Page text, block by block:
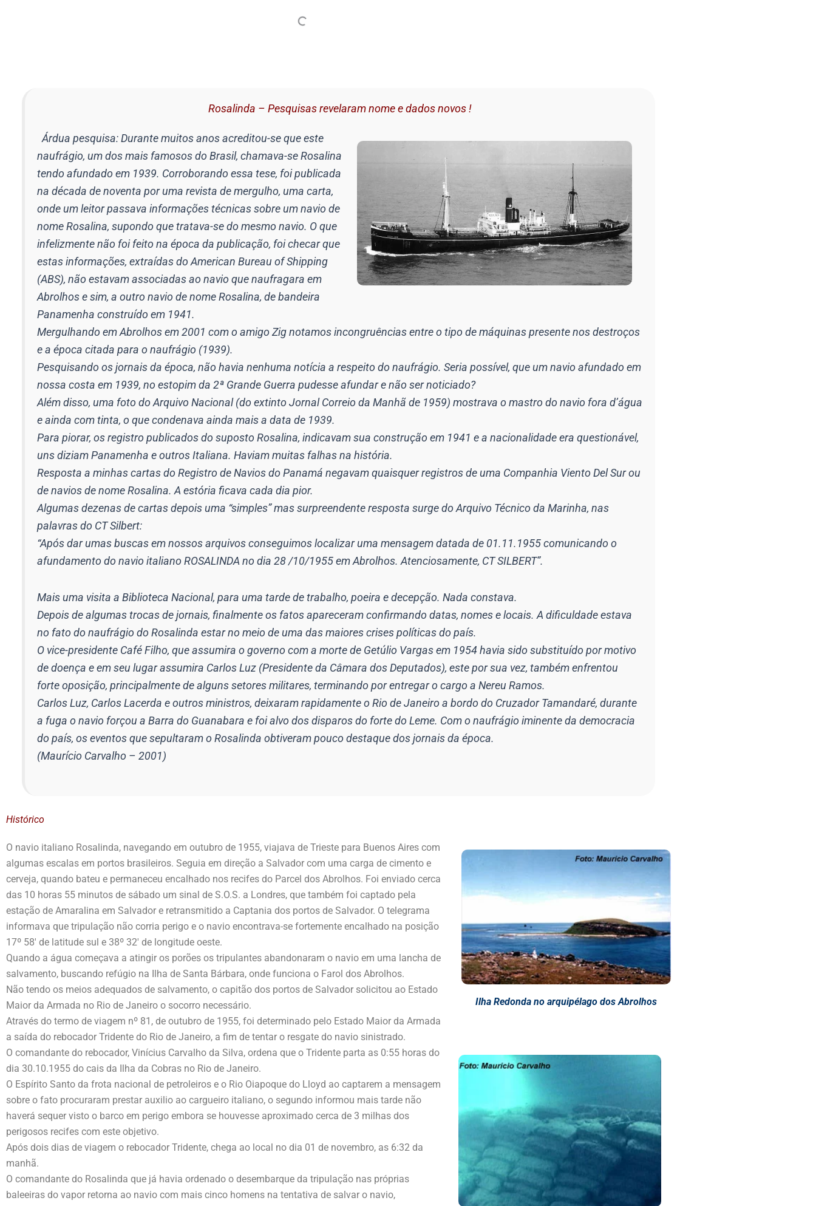
Rosalinda – Pesquisas revelaram nome e dados novos !
Árdua pesquisa: Durante muitos anos acreditou-se que este
naufrágio, um dos mais famosos do Brasil, chamava-se Rosalina
tendo afundado em 1939. Corroborando essa tese, foi publicada
na década de noventa por uma revista de mergulho, uma carta,
onde um leitor passava informações técnicas sobre um navio de
nome Rosalina, supondo que tratava-se do mesmo navio. O que
infelizmente não foi feito na época da publicação, foi checar que
estas informações, extraídas do American Bureau of Shipping
(ABS), não estavam associadas ao navio que naufragara em
Abrolhos e sim, a outro navio de nome Rosalina, de bandeira
Panamenha construído em 1941.
Mergulhando em Abrolhos em 2001 com o amigo Zig notamos incongruências entre o tipo de máquinas presente nos destroços
e a época citada para o naufrágio (1939).
Pesquisando os jornais da época, não havia nenhuma notícia a respeito do naufrágio. Seria possível, que um navio afundado em
nossa costa em 1939, no estopim da 2ª Grande Guerra pudesse afundar e não ser noticiado?
Além disso, uma foto do Arquivo Nacional (do extinto Jornal Correio da Manhã de 1959) mostrava o mastro do navio fora d’água
e ainda com tinta, o que condenava ainda mais a data de 1939.
Para piorar, os registro publicados do suposto Rosalina, indicavam sua construção em 1941 e a nacionalidade era questionável,
uns diziam Panamenha e outros Italiana. Haviam muitas falhas na história.
Resposta a minhas cartas do Registro de Navios do Panamá negavam quaisquer registros de uma Companhia Viento Del Sur ou
de navios de nome Rosalina. A estória ficava cada dia pior.
Algumas dezenas de cartas depois uma “simples” mas surpreendente resposta surge do Arquivo Técnico da Marinha, nas
palavras do CT Silbert:
“Após dar umas buscas em nossos arquivos conseguimos localizar uma mensagem datada de 01.11.1955 comunicando o
afundamento do navio italiano ROSALINDA no dia 28 /10/1955 em Abrolhos. Atenciosamente, CT SILBERT”.
Mais uma visita a Biblioteca Nacional, para uma tarde de trabalho, poeira e decepção. Nada constava.
Depois de algumas trocas de jornais, finalmente os fatos apareceram confirmando datas, nomes e locais. A dificuldade estava
no fato do naufrágio do Rosalinda estar no meio de uma das maiores crises políticas do país.
O vice-presidente Café Filho, que assumira o governo com a morte de Getúlio Vargas em 1954 havia sido substituído por motivo
de doença e em seu lugar assumira Carlos Luz (Presidente da Câmara dos Deputados), este por sua vez, também enfrentou
forte oposição, principalmente de alguns setores militares, terminando por entregar o cargo a Nereu Ramos.
Carlos Luz, Carlos Lacerda e outros ministros, deixaram rapidamente o Rio de Janeiro a bordo do Cruzador Tamandaré, durante
a fuga o navio forçou a Barra do Guanabara e foi alvo dos disparos do forte do Leme. Com o naufrágio iminente da democracia
do país, os eventos que sepultaram o Rosalinda obtiveram pouco destaque dos jornais da época.
(Maurício Carvalho – 2001)
Histórico
Ilha Redonda no arquipélago dos Abrolhos
O navio italiano Rosalinda, navegando em outubro de 1955, viajava de Trieste para Buenos Aires com
algumas escalas em portos brasileiros. Seguia em direção a Salvador com uma carga de cimento e
cerveja, quando bateu e permaneceu encalhado nos recifes do Parcel dos Abrolhos. Foi enviado cerca
das 10 horas 55 minutos de sábado um sinal de S.O.S. a Londres, que também foi captado pela
estação de Amaralina em Salvador e retransmitido a Captania dos portos de Salvador. O telegrama
informava que tripulação não corria perigo e o navio encontrava-se fortemente encalhado na posição
17º 58′ de latitude sul e 38º 32′ de longitude oeste.
Quando a água começava a atingir os porões os tripulantes abandonaram o navio em uma lancha de
salvamento, buscando refúgio na Ilha de Santa Bárbara, onde funciona o Farol dos Abrolhos.
Não tendo os meios adequados de salvamento, o capitão dos portos de Salvador solicitou ao Estado
Maior da Armada no Rio de Janeiro o socorro necessário.
Através do termo de viagem nº 81, de outubro de 1955, foi determinado pelo Estado Maior da Armada
a saída do rebocador Tridente do Rio de Janeiro, a fim de tentar o resgate do navio sinistrado.
O comandante do rebocador, Vinícius Carvalho da Silva, ordena que o Tridente parta as 0:55 horas do
dia 30.10.1955 do cais da Ilha da Cobras no Rio de Janeiro.
O Espírito Santo da frota nacional de petroleiros e o Rio Oiapoque do Lloyd ao captarem a mensagem
sobre o fato procuraram prestar auxilio ao cargueiro italiano, o segundo informou mais tarde não
haverá sequer visto o barco em perigo embora se houvesse aproximado cerca de 3 milhas dos
perigosos recifes com este objetivo.
Após dois dias de viagem o rebocador Tridente, chega ao local no dia 01 de novembro, as 6:32 da
manhã.
O comandante do Rosalinda que já havia ordenado o desembarque da tripulação nas próprias
baleeiras do vapor retorna ao navio com mais cinco homens na tentativa de salvar o navio,